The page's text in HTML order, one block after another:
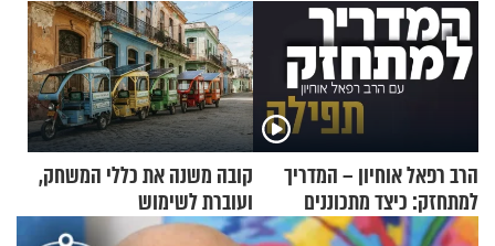
הרב רפאל אוחיון – המדריך
למתחזק: כיצד מתכוננים
לתפילה?
קובה משנה את כללי המשחק,
ועוברת לשימוש
בתלת־אופנועים סולאריים